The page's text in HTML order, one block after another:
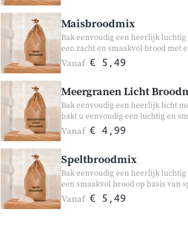
Perfect voor liefhebbers van
Maisbroodmix
Bak eenvoudig een heerlijk
een zacht en smaakvol brood met
en zonnebloempitten krijgt het
lunch of bij een kom soep.
Vanaf € 5,49
Meergranen Licht
Bak eenvoudig een heerlijk licht
bakt u eenvoudig een luchtig en
bevat geen geraffineerde
broodresultaat. Geschikt voor
Vanaf € 4,99
Speltbroodmix
Bak eenvoudig een heerlijk
een smaakvol brood op basis van
nootachtige smaak. Perfect voor
zowel de broodbakmachine als
Vanaf € 5,49